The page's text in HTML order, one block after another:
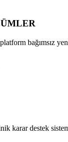
bağımsız
karar destek